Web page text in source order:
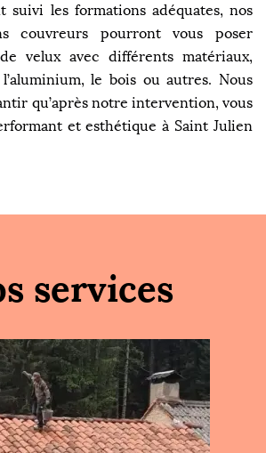
suivi les formations adéquates, nos
couvreurs pourront vous poser
velux avec différents matériaux,
le bois ou autres. Nous
qu’après notre intervention, vous
et esthétique à Saint Julien
services